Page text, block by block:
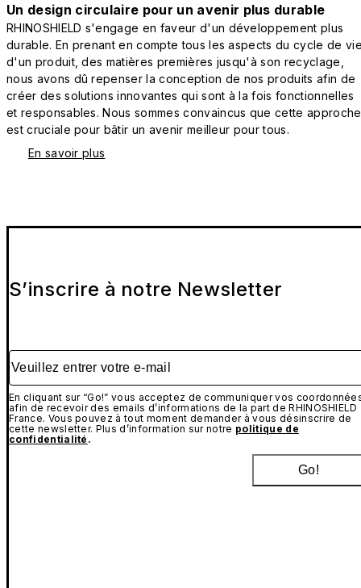
Un design circulaire pour un avenir plus durable
RHINOSHIELD s'engage en faveur d'un développement plus
durable. En prenant en compte tous les aspects du cycle de
d'un produit, des matières premières jusqu'à son recyclage,
nous avons dû repenser la conception de nos produits afin de
créer des solutions innovantes qui sont à la fois fonctionnelles
et responsables. Nous sommes convaincus que cette approche
est cruciale pour bâtir un avenir meilleur pour tous.
En savoir plus
S’inscrire à notre Newsletter
Veuillez entrer votre e-mail
En cliquant sur “Go!” vous acceptez de communiquer vos
afin de recevoir des emails d’informations de la part de RHINOSHIELD
France. Vous pouvez à tout moment demander à vous désinscrire de
cette newsletter. Plus d’information sur notre politique de
confidentialité .
Go!